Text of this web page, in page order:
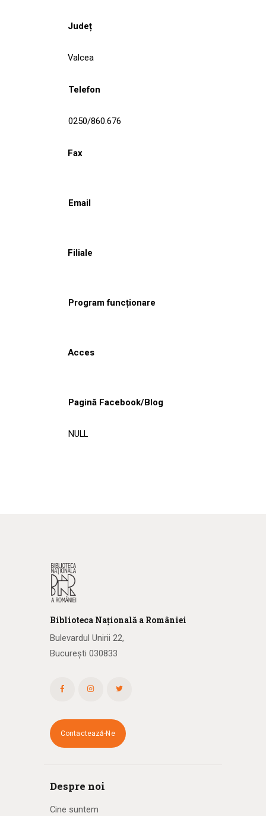
Județ
Valcea
Telefon
0250/860.676
Fax
Email
Filiale
Program funcționare
Acces
Pagină Facebook/Blog
NULL
Biblioteca Națională a României
Bulevardul Unirii 22,
București 030833
Contactează-Ne
Despre noi
Cine suntem